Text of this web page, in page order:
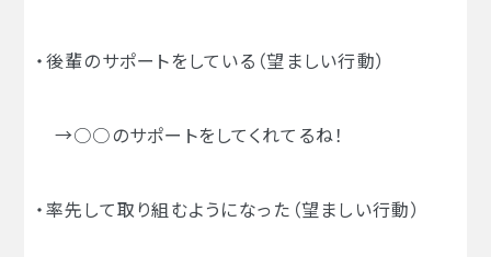
・後輩のサポートをしている（望ましい行動）
→○○のサポートをしてくれてるね！
・率先して取り組むようになった（望ましい行動）